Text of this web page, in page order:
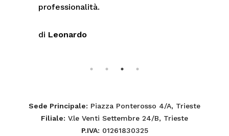
professionalità.
di Leonardo
Sede Principale: Piazza Ponterosso 4/A, Trieste
Filiale: V.le Venti Settembre 24/B, Trieste
P.IVA: 01261830325